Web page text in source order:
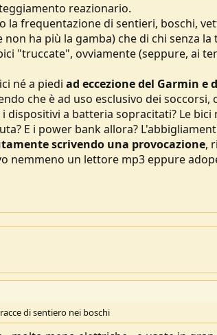
reazionario.
frequentazione di sentieri, boschi,
ha più la gamba) che di chi senza la
"truccate", ovviamente (seppure, ai
né a piedi ad eccezione del Garmin e
che è ad uso esclusivo dei soccorsi,
dispositivi a batteria sopracitati? Le bici
E i power bank allora?
scrivendo una provocazione,
nemmeno un lettore mp3 eppure
di sentiero nei boschi